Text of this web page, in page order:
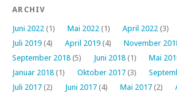
ARCHIV
Juni 2022 (1) Mai 2022 (1) April 2022 (3)
Juli 2019 (4) April 2019 (4) November
September 2018 (5) Juni 2018 (1) Mai
Januar 2018 (1) Oktober 2017 (3)
Juli 2017 (2) Juni 2017 (4) Mai 2017 (2)